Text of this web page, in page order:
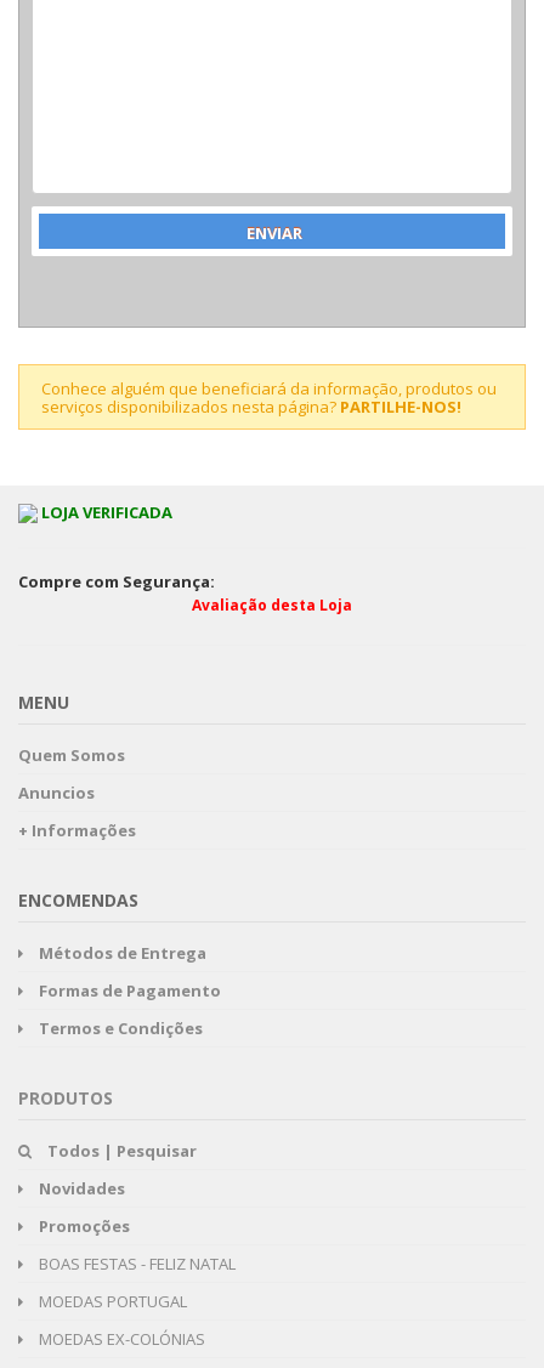
Conhece alguém que beneficiará da informação, produtos ou
serviços disponibilizados nesta página? PARTILHE-NOS!
LOJA VERIFICADA
Compre com Segurança:
Avaliação desta Loja
MENU
Quem Somos
Anuncios
+ Informações
ENCOMENDAS
Métodos de Entrega
Formas de Pagamento
Termos e Condições
PRODUTOS
Todos | Pesquisar
Novidades
Promoções
BOAS FESTAS - FELIZ NATAL
MOEDAS PORTUGAL
MOEDAS EX-COLÓNIAS